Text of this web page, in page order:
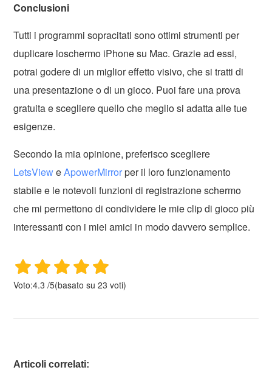
Conclusioni
Tutti i programmi sopracitati sono ottimi strumenti per
duplicare loschermo iPhone su Mac. Grazie ad essi,
potrai godere di un miglior effetto visivo, che si tratti di
una presentazione o di un gioco. Puoi fare una prova
gratuita e scegliere quello che meglio si adatta alle tue
esigenze.
Secondo la mia opinione, preferisco scegliere
LetsVieweApowerMirrorper il loro funzionamento
stabile e le notevoli funzioni di registrazione schermo
che mi permettono di condividere le mie clip di gioco più
interessanti con i miei amici in modo davvero semplice.
Voto:4.3 /5(basato su23 voti)
Articoli correlati: